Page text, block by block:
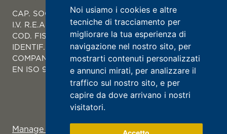
Noi usiamo i cookies e altre
tecniche di tracciamento per
migliorare la tua esperienza di
navigazione nel nostro sito, per
mostrarti contenuti personalizzati
e annunci mirati, per analizzare il
traffico sul nostro sito, e per
capire da dove arrivano i nostri
visitatori.
CAP. SOC. € 1.000.000
I.V. R.E.A. VI 100057 REGISTRO IMPRESE
COD. FISC. E P.IVA 00118170240
IDENTIF. IVA IT 00118170240
COMPANY WITH CERTIFIED QUALITY SYSTEM UNI
EN ISO 9001
Manage Cookie Consent